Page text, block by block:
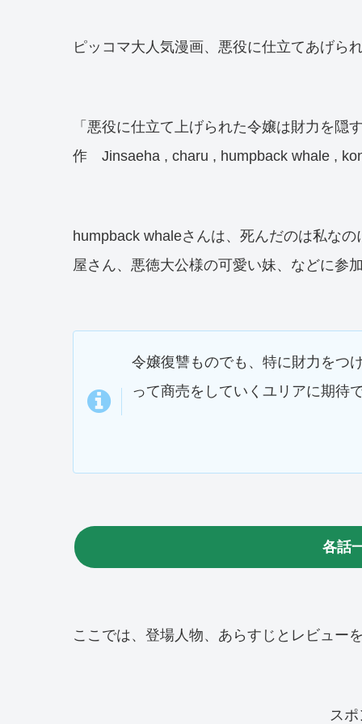
ピッコマ大人気漫画、悪役に仕立てあげら
「悪役に仕立て上げられた令嬢は財力を隠す
作 Jinsaeha , charu , humpback whale ,
humpback whaleさんは、死んだのは私な
屋さん、悪徳大公様の可愛い妹、などに参
令嬢復讐ものでも、特に財力をつ
って商売をしていくユリアに期待で
各話
ここでは、登場人物、あらすじとレビュー
ス